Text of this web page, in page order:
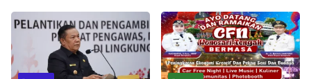
Jadi Penentu